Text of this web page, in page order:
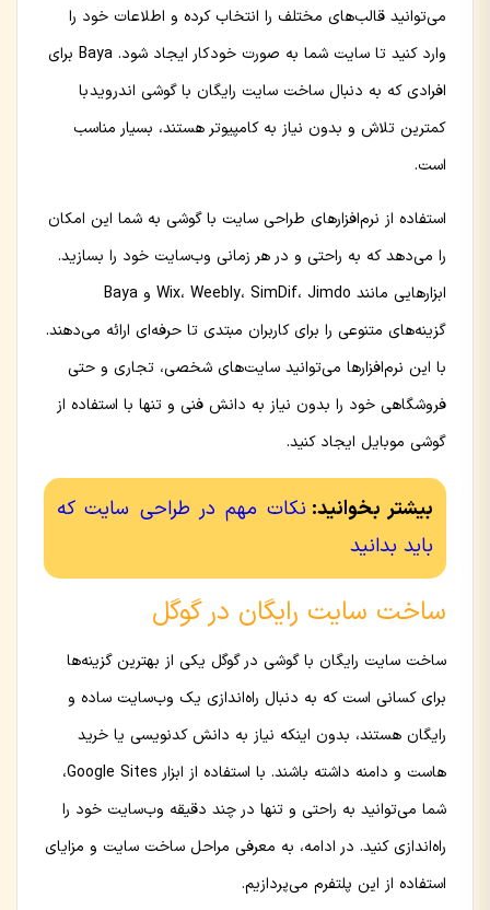
می‌توانید قالب‌های مختلف را انتخاب کرده و اطلاعات خود را
وارد کنید تا سایت شما به صورت خودکار ایجاد شود. Baya برای
افرادی که به دنبال ساخت سایت رایگان با گوشی اندروید با
کمترین تلاش و بدون نیاز به کامپیوتر هستند، بسیار مناسب
است.
استفاده از نرم‌افزارهای طراحی سایت با گوشی به شما این امکان
را می‌دهد که به راحتی و در هر زمانی وب‌سایت خود را بسازید.
ابزارهایی مانند Wix، Weebly، SimDif، Jimdo و Baya
گزینه‌های متنوعی را برای کاربران مبتدی تا حرفه‌ای ارائه می‌دهند.
با این نرم‌افزارها می‌توانید سایت‌های شخصی، تجاری و حتی
فروشگاهی خود را بدون نیاز به دانش فنی و تنها با استفاده از
گوشی موبایل ایجاد کنید.
بیشتر بخوانید: نکات مهم در طراحی سایت که
باید بدانید
ساخت سایت رایگان در گوگل
ساخت سایت رایگان با گوشی در گوگل یکی از بهترین گزینه‌ها
برای کسانی است که به دنبال راه‌اندازی یک وب‌سایت ساده و
رایگان هستند، بدون اینکه نیاز به دانش کدنویسی یا خرید
هاست و دامنه داشته باشند. با استفاده از ابزار Google Sites،
شما می‌توانید به راحتی و تنها در چند دقیقه وب‌سایت خود را
راه‌اندازی کنید. در ادامه، به معرفی مراحل ساخت سایت و مزایای
استفاده از این پلتفرم می‌پردازیم.